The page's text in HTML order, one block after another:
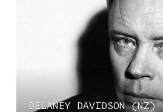
DELANEY DAVIDSON (NZ)